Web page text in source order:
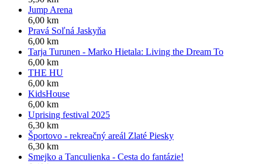
Jump Arena
6,00 km
Pravá Soľná Jaskyňa
6,00 km
Tarja Turunen - Marko Hietala: Living the Dream To
6,00 km
THE HU
6,00 km
KidsHouse
6,00 km
Uprising festival 2025
6,30 km
Športovo - rekreačný areál Zlaté Piesky
6,30 km
Smejko a Tanculienka - Cesta do fantázie!